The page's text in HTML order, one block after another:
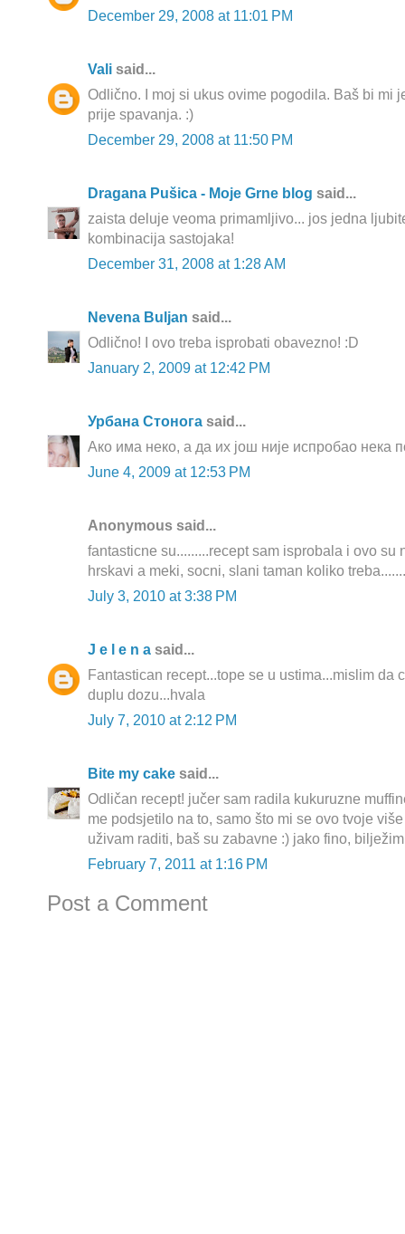
December 29, 2008 at 11:01 PM
Vali said...
Odlično. I moj si ukus ovime pogodila. Baš bi mi
prije spavanja. :)
December 29, 2008 at 11:50 PM
Dragana Pušica - Moje Grne blog said...
zaista deluje veoma primamljivo... jos jedna
kombinacija sastojaka!
December 31, 2008 at 1:28 AM
Nevena Buljan said...
Odlično! I ovo treba isprobati obavezno! :D
January 2, 2009 at 12:42 PM
Урбана Стонога said...
Ако има неко, а да их још није испробао нека
June 4, 2009 at 12:53 PM
Anonymous said...
fantasticne su.........recept sam isprobala i ovo su
hrskavi a meki, socni, slani taman koliko
July 3, 2010 at 3:38 PM
J e l e n a said...
Fantastican recept...tope se u ustima...mislim da
duplu dozu...hvala
July 7, 2010 at 2:12 PM
Bite my cake said...
Odličan recept! jučer sam radila kukuruzne
me podsjetilo na to, samo što mi se ovo tvoje
uživam raditi, baš su zabavne :) jako fino,
February 7, 2011 at 1:16 PM
Post a Comment